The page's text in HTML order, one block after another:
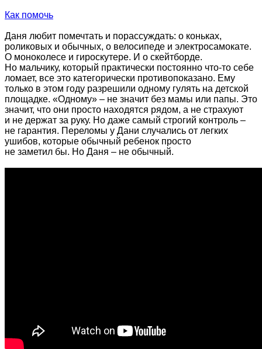
Как помочь
Даня любит помечтать и порассуждать: о коньках,
роликовых и обычных, о велосипеде и электросамокате.
О моноколесе и гироскутере. И о скейтборде.
Но мальчику, который практически постоянно что-то себе
ломает, все это категорически противопоказано. Ему
только в этом году разрешили одному гулять на детской
площадке. «Одному» – не значит без мамы или папы. Это
значит, что они просто находятся рядом, а не страхуют
и не держат за руку. Но даже самый строгий контроль –
не гарантия. Переломы у Дани случались от легких
ушибов, которые обычный ребенок просто
не заметил бы. Но Даня – не обычный.